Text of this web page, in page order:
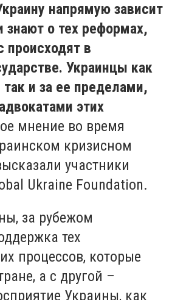
напрямую зависит
знают о тех реформах,
происходят в
Украинцы как
и за ее пределами,
этих
мнение во время
кризисном
участники
Ukraine Foundation.
за рубежом
тех
процессов, которые
а с другой –
Украины, как